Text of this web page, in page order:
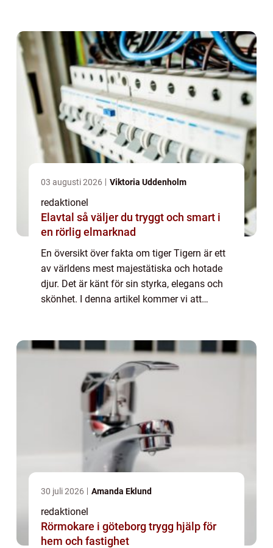
03 augusti 2026 Viktoria Uddenholm
redaktionel
Elavtal så väljer du tryggt och smart i
en rörlig elmarknad
En översikt över fakta om tiger Tigern är ett
av världens mest majestätiska och hotade
djur. Det är känt för sin styrka, elegans och
skönhet. I denna artikel kommer vi att
30 juli 2026 Amanda Eklund
redaktionel
Rörmokare i göteborg trygg hjälp för
hem och fastighet